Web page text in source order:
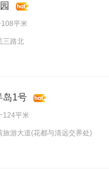
平米
三路北
岛1号
平米
旅游大道(花都与清远交界处)